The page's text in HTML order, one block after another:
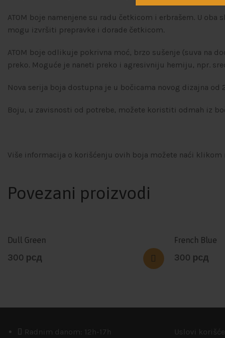
ATOM boje namenjene su radu četkicom i erbrašem. U
mogu izvršiti prepravke i dorade četkicom.
ATOM boje odlikuje pokrivna moć, brzo sušenje (suva na
preko. Moguće je naneti preko i agresivniju hemiju, npr.
Nova serija boja dostupna je u bočicama novog dizajna
Boju, u zavisnosti od potrebe, možete koristiti odmah iz
Više informacija o korišćenju ovih boja možete naći klikom
Povezani proizvodi
Dull Green
300 рсд
French Blue
300 рсд
Radnim danom: 12h-17h Uslovi